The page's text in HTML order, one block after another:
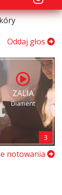
Oddaj głos
ZALIA
Diament
3
notowania